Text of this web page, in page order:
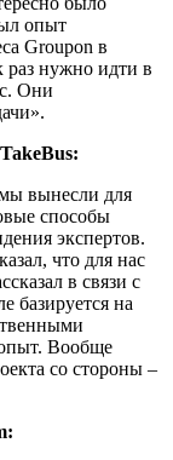
опыт
Groupon в
раз нужно идти в
Они
вынесли для
способы
экспертов.
что для нас
в связи с
базируется на
Вообще
со стороны –